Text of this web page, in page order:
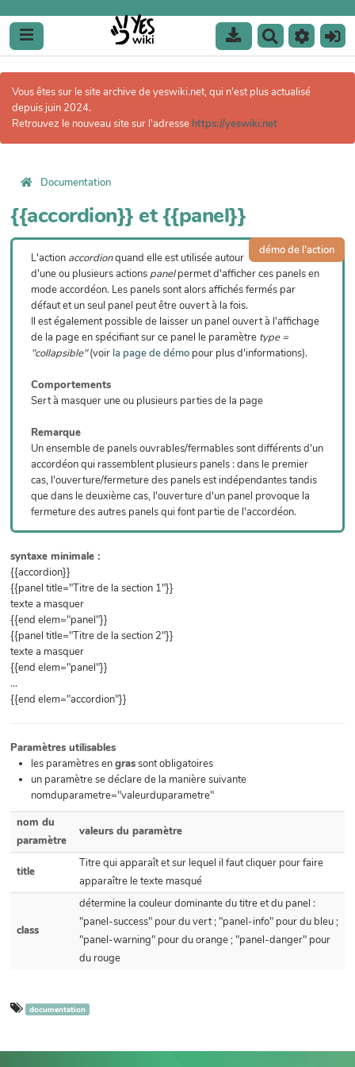
e
e
h
Vous êtes sur le site archive de yeswiki.net, qui n'est plus actualisé
depuis juin 2024.
Retrouvez le nouveau site sur l'adresse https://yeswiki.net
Documentation
{{accordion}} et {{panel}}
démo de l'action
L'action accordionquand elle est utilisée autour
d'une ou plusieurs actionspanelpermet d'afficher ces panels en
mode accordéon. Les panels sont alors affichés fermés par
défaut et un seul panel peut être ouvert à la fois.
Il est également possible de laisser un panel ouvert à l'affichage
de la page en spécifiant sur ce panel le paramètre type =
"collapsible"(voir la page de démopour plus d'informations).
Comportements
Sert à masquer une ou plusieurs parties de la page
Remarque
Un ensemble de panels ouvrables/fermables sont différents d'un
accordéon qui rassemblent plusieurs panels : dans le premier
cas, l'ouverture/fermeture des panels est indépendantes tandis
que dans le deuxième cas, l'ouverture d'un panel provoque la
fermeture des autres panels qui font partie de l'accordéon.
syntaxe minimale :
{{accordion}}
{{panel title="Titre de la section 1"}}
texte a masquer
{{end elem="panel"}}
{{panel title="Titre de la section 2"}}
texte a masquer
{{end elem="panel"}}
...
{{end elem="accordion"}}
Paramètres utilisables
les paramètres engrassont obligatoires
un paramètre se déclare de la manière suivante
nomduparametre="valeurduparametre"
nom du
paramètre
valeurs du paramètre
title
Titre qui apparaît et sur lequel il faut cliquer pour faire
apparaître le texte masqué
class
détermine la couleur dominante du titre et du panel :
"panel-success" pour du vert ; "panel-info" pour du bleu ;
"panel-warning" pour du orange ; "panel-danger" pour
du rouge
documentation